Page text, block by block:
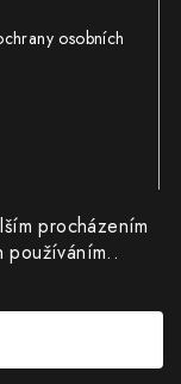
procházením
používáním..
osobních
údajů